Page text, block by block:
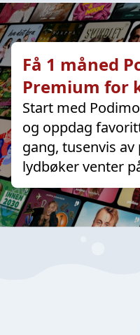
Få 1 måned
Premium for
Start med
og oppdag
gang, tusenvis
lydbøker venter